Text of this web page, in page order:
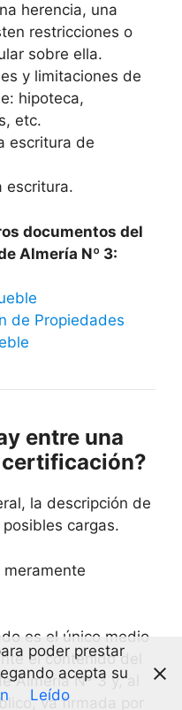
herencia, una
restricciones o
sobre ella.
y limitaciones de
hipoteca,
etc.
escritura de
escritura.
documentos del
Almería Nº 3:
de Propiedades
entre una
la descripción de
cargas.
es el único medio
el contenido del
Almería Nº 3 y, al
va firmada por
poder prestar
acepta su
Leído